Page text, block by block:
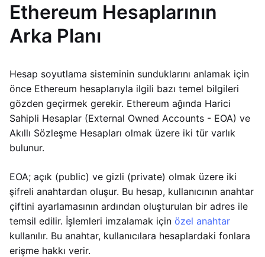
Ethereum Hesaplarının
Arka Planı
Hesap soyutlama sisteminin sunduklarını anlamak için
önce Ethereum hesaplarıyla ilgili bazı temel bilgileri
gözden geçirmek gerekir. Ethereum ağında Harici
Sahipli Hesaplar (External Owned Accounts - EOA) ve
Akıllı Sözleşme Hesapları olmak üzere iki tür varlık
bulunur.
EOA; açık (public) ve gizli (private) olmak üzere iki
şifreli anahtardan oluşur. Bu hesap, kullanıcının anahtar
çiftini ayarlamasının ardından oluşturulan bir adres ile
temsil edilir. İşlemleri imzalamak için özel anahtar
kullanılır. Bu anahtar, kullanıcılara hesaplardaki fonlara
erişme hakkı verir.